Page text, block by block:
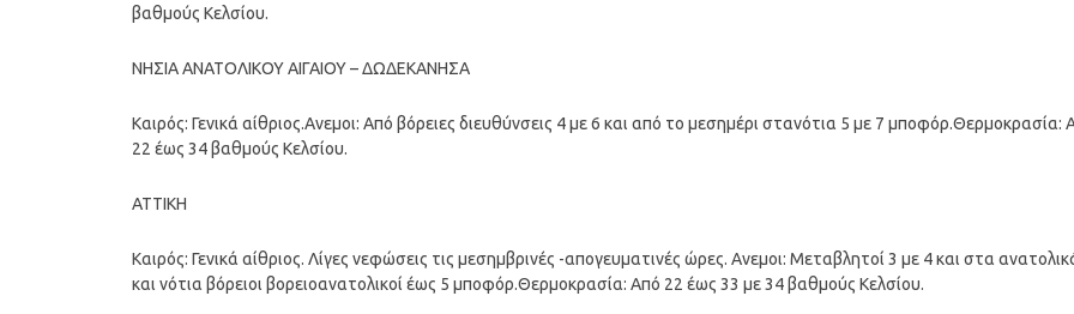
βαθμούς Κελσίου.
ΝΗΣΙΑ ΑΝΑΤΟΛΙΚΟΥ ΑΙΓΑΙΟΥ – ΔΩΔΕΚΑΝΗΣΑ
Καιρός: Γενικά αίθριος.Ανεμοι: Από βόρειες διευθύνσεις 4 με 6 και από το μεσημέρι στανότια 5 με 7 μποφόρ.Θερμοκρασία:
22 έως 34 βαθμούς Κελσίου.
ΑΤΤΙΚΗ
Καιρός: Γενικά αίθριος. Λίγες νεφώσεις τις μεσημβρινές -απογευματινές ώρες. Ανεμοι: Μεταβλητοί 3 με 4 και στα
και νότια βόρειοι βορειοανατολικοί έως 5 μποφόρ.Θερμοκρασία: Από 22 έως 33 με 34 βαθμούς Κελσίου.